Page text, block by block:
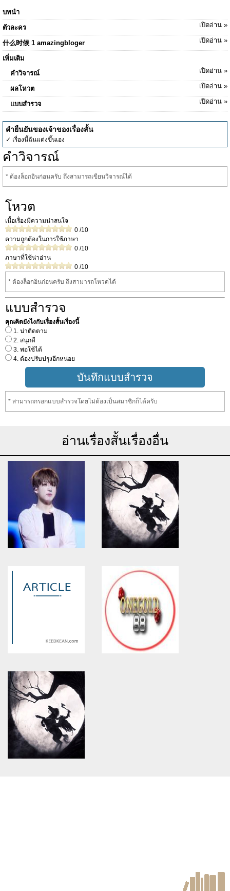
บทนำ
ตัวละคร
เปิดอ่าน »
什么时候 1 amazingbloger เปิดอ่าน »
เพิ่มเติม
คำวิจารณ์
เปิดอ่าน »
ผลโหวต เปิดอ่าน »
แบบสำรวจ เปิดอ่าน »
คำยืนยันของเจ้าของเรื่องสั้น
✓ เรื่องนี้ฉันแต่งขึ้นเอง
คำวิจารณ์
* ต้องล็อกอินก่อนครับ ถึงสามารถเขียนวิจารณ์ได้
โหวต
เนื้อเรื่องมีความน่าสนใจ
0 /10
ความถูกต้องในการใช้ภาษา
0 /10
ภาษาที่ใช้น่าอ่าน
0 /10
* ต้องล็อกอินก่อนครับ ถึงสามารถโหวดได้
แบบสำรวจ
คุณคิดยังไงกับเรื่องสั้นเรื่องนี้
1. น่าติดตาม
2. สนุกดี
3. พอใช้ได้
4. ต้องปรับปรุงอีกหน่อย
* สามารถกรอกแบบสำรวจโดยไม่ต้องเป็นสมาชิกก็ได้ครับ
อ่านเรื่องสั้นเรื่องอื่น
assumed 'article_topic' (this
will throw an Error in a future
/home/keedkean/domains/keedkean.com/public_html/include/article/
: Use of undefined
constant article_topic -
assumed 'article_topic' (this
will throw an Error in a future
version of PHP) in
/home/keedkean/domains/
on line534
เรื่องเสียว เปิ้ลและเพื่อนที่รัก 18+
Warning: Use of undefined
constant article_topic -
assumed 'article_topic' (this
will throw an Error in a future
version of PHP) in
/home/keedkean/domains/keedkean.com/public_html/include/article/
on line534
High Profile Independent
Escorts Call Girls in Bangalore